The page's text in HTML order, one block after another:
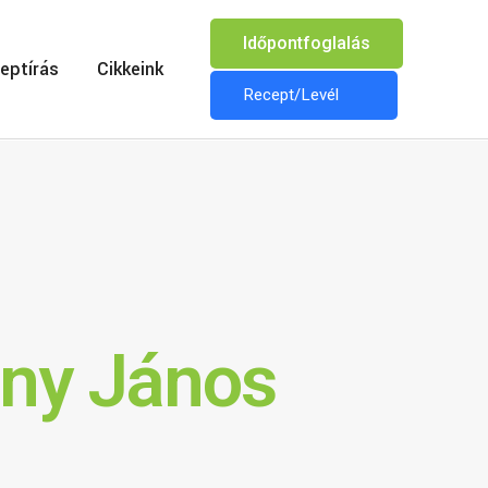
Cikkeink
Időpontfoglalás
Recept/Levél
János